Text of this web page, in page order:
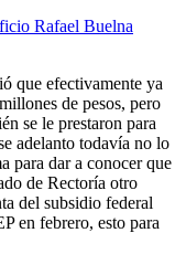
Rafael Buelna
que efectivamente ya
de pesos, pero
se le prestaron para
adelanto todavía no lo
para dar a conocer que
de Rectoría otro
del subsidio federal
en febrero, esto para